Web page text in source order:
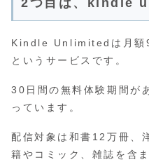
Kindle Unlimitedは月額
というサービスです。
30日間の無料体験期間が
っています。
配信対象は和書12万冊、
籍やコミック、雑誌を含